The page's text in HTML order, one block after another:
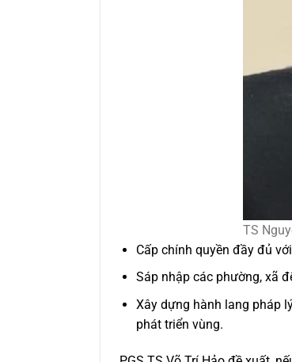
TS
Cấp chính quyền đầy đủ
Sáp nhập các phường, xã
Xây dựng hành lang pháp
phát triển vùng.